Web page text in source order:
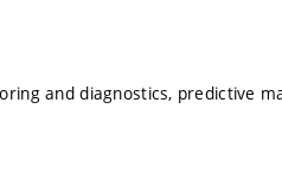
and diagnostics, predictive